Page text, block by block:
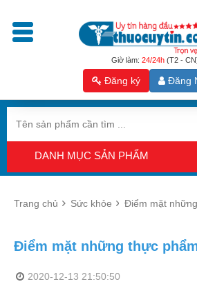
Giờ làm: 24/24h(T2 -
Đăng ký Đăng
Trang
phẩm
Tăng
sinh
lý
sinh
nam
DANH MỤC SẢN PHẨM
Trang chủ Sức khỏe
Điểm mặt những thực
2020-12-13 21:50:50